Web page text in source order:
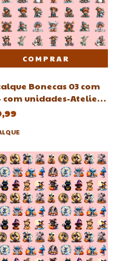
Bonecas 03 com
com unidades-Atelie